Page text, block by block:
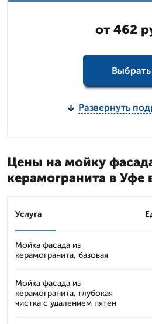
от 462
Выбрать
Развернуть
Цены на мойку
керамогранита в Уфе
Услуга
Мойка фасада из
керамогранита, базовая
Мойка фасада из
керамогранита, глубокая
чистка с удалением пятен